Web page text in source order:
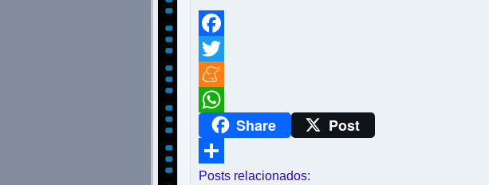
Facebook
Twitter
Meneame
WhatsAppShare Post
Compartir
Posts relacionados: